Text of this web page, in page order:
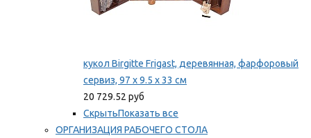
кукол Birgitte Frigast, деревянная, фарфоровый
сервиз, 97 x 9.5 x 33 см
20 729.52 руб
СкрытьПоказать все
ОРГАНИЗАЦИЯ РАБОЧЕГО СТОЛА